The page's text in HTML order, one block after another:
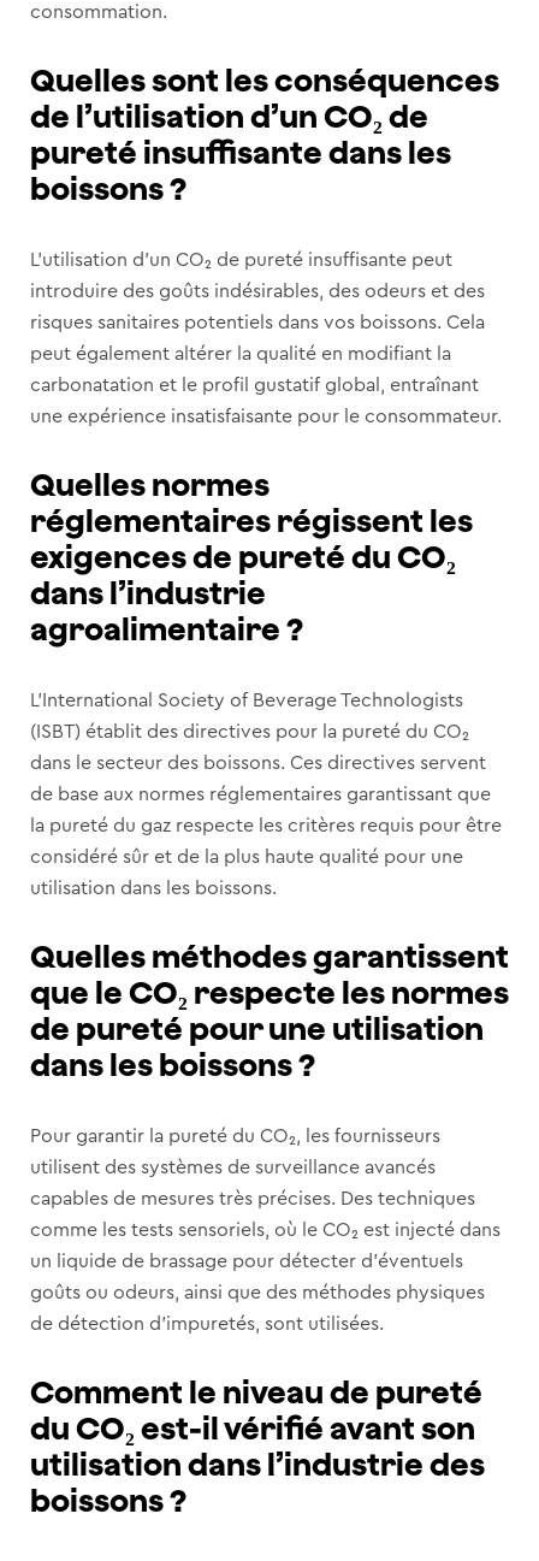
consommation.
Quelles sont les conséquences
de l’utilisation d’un CO₂ de
pureté insuffisante dans les
boissons ?
L’utilisation d’un CO₂ de pureté insuffisante peut
introduire des goûts indésirables, des odeurs et des
risques sanitaires potentiels dans vos boissons. Cela
peut également altérer la qualité en modifiant la
carbonatation et le profil gustatif global, entraînant
une expérience insatisfaisante pour le consommateur.
Quelles normes
réglementaires régissent les
exigences de pureté du CO₂
dans l’industrie
agroalimentaire ?
L’International Society of Beverage Technologists
(ISBT) établit des directives pour la pureté du CO₂
dans le secteur des boissons. Ces directives servent
de base aux normes réglementaires garantissant que
la pureté du gaz respecte les critères requis pour être
considéré sûr et de la plus haute qualité pour une
utilisation dans les boissons.
Quelles méthodes garantissent
que le CO₂ respecte les normes
de pureté pour une utilisation
dans les boissons ?
Pour garantir la pureté du CO₂, les fournisseurs
utilisent des systèmes de surveillance avancés
capables de mesures très précises. Des techniques
comme les tests sensoriels, où le CO₂ est injecté dans
un liquide de brassage pour détecter d’éventuels
goûts ou odeurs, ainsi que des méthodes physiques
de détection d’impuretés, sont utilisées.
Comment le niveau de pureté
du CO₂ est-il vérifié avant son
utilisation dans l’industrie des
boissons ?